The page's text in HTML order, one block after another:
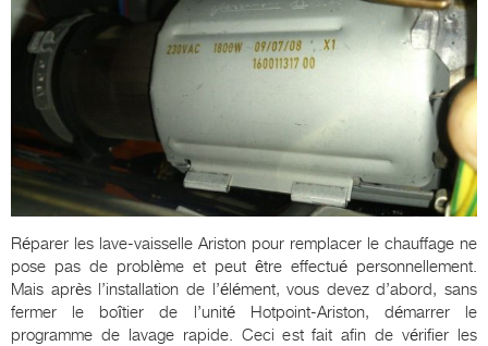
Réparer les lave-vaisselle Ariston pour remplacer le chauffage ne
pose pas de problème et peut être effectué personnellement.
Mais après l’installation de l’élément, vous devez d’abord, sans
fermer le boîtier de l’unité Hotpoint-Ariston, démarrer le
programme de lavage rapide. Ceci est fait afin de vérifier les